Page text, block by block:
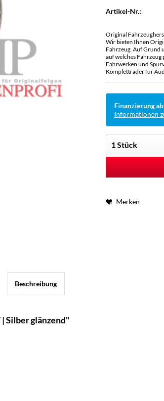
Artikel-Nr.:
Original
Wir bieten Ihnen
Fahrzeug. Auf Grund
auf welches Fahrzeug
Fahrwerken und
Kompletträder für
Finanzierung
Informationen
Merken
Beschreibung
| Silber glänzend"